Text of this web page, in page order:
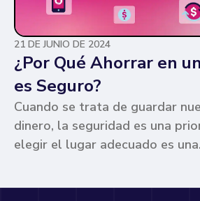
21 DE JUNIO DE 2024
¿Por Qué Ahorrar en
es Seguro?
Cuando se trata de guardar
dinero, la seguridad es una
elegir el lugar adecuado es una